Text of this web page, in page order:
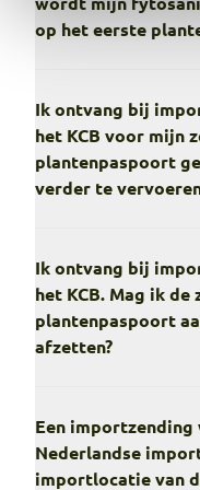
op het eerste
Ik ontvang bij
het KCB voor mijn
plantenpaspoort
verder te
Ik ontvang bij
het KCB. Mag ik
plantenpaspoort
afzetten?
Een
Nederlandse
importlocatie van